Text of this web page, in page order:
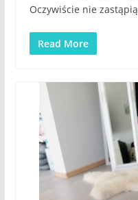
Oczywiście nie zastąpią
Read More